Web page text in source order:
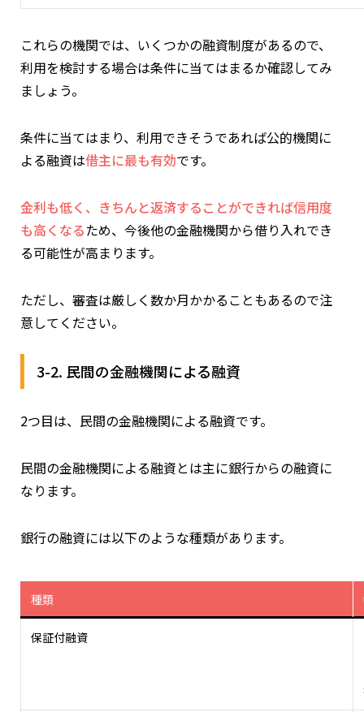
これらの機関では、いくつかの融資制度があるので、
利用を検討する場合は条件に当てはまるか確認してみ
ましょう。
条件に当てはまり、利用できそうであれば公的機関に
よる融資は借主に最も有効です。
金利も低く、きちんと返済することができれば信用度
も高くなるため、今後他の金融機関から借り入れでき
る可能性が高まります。
ただし、審査は厳しく数か月かかることもあるので注
意してください。
3-2. 民間の金融機関による融資
2つ目は、民間の金融機関による融資です。
民間の金融機関による融資とは主に銀行からの融資に
なります。
銀行の融資には以下のような種類があります。
種類
保証付融資